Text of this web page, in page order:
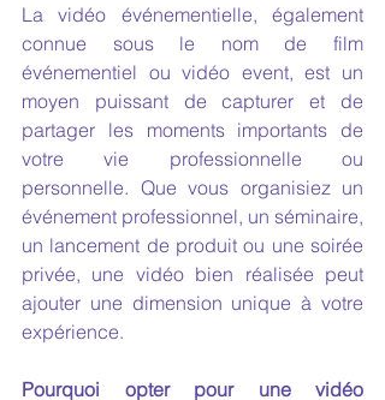
La vidéo événementielle, également
connue sous le nom de film
événementiel ou vidéo event, est un
moyen puissant de capturer et de
partager les moments importants de
votre vie professionnelle ou
personnelle. Que vous organisiez un
événement professionnel, un séminaire,
un lancement de produit ou une soirée
privée, une vidéo bien réalisée peut
ajouter une dimension unique à votre
expérience.
Pourquoi opter pour une vidéo